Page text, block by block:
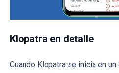
Klopatra en detalle
Cuando Klopatra se inicia en